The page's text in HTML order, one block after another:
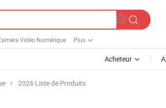
Vidéo Numérique Plus
Acheteur
2026 Liste de Produits